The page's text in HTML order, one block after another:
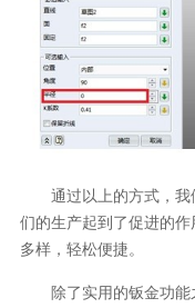
通过以上的方式，
们的生产起到了促进的
多样，轻松便捷。
除了实用的钣金功能